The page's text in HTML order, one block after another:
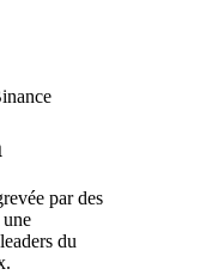
par des
du